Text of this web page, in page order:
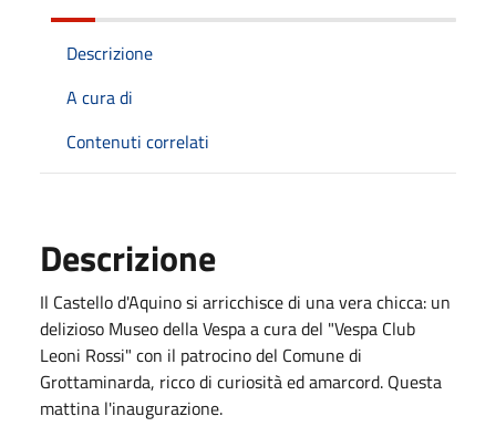
Descrizione
A cura di
Contenuti correlati
Descrizione
Il Castello d'Aquino si arricchisce di una vera chicca: un
delizioso Museo della Vespa a cura del "Vespa Club
Leoni Rossi" con il patrocino del Comune di
Grottaminarda, ricco di curiosità ed amarcord. Questa
mattina l'inaugurazione.